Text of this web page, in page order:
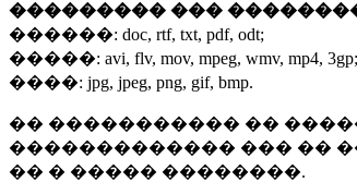
��������� ���
������: doc, rtf, txt, pdf, odt;
�����: avi, flv, mov, mpeg, wmv, mp4, 3gp;
����: jpg, jpeg, png, gif, bmp.
�� ����������� ��
������������� ��� ��
�� � ����� ��������.